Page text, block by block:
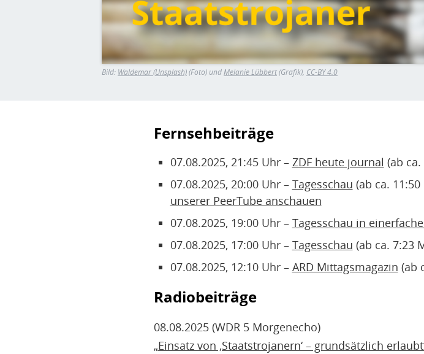
Bild: Waldemar(Unsplash)(Foto) undMelanie Lübbert(Grafik), CC-BY 4.0
Fernsehbeiträge
07.08.2025, 21:45 Uhr – ZDF heute journal (ab
07.08.2025, 20:00 Uhr – Tagesschau (ab ca.
unserer PeerTube anschauen
07.08.2025, 19:00 Uhr – Tagesschau in
07.08.2025, 17:00 Uhr – Tagesschau (ab ca. 7:23
07.08.2025, 12:10 Uhr – ARD Mittagsmagazin (ab
Radiobeiträge
08.08.2025 (WDR 5 Morgenecho)
„Einsatz von ‚Staatstrojanern‘ – grundsätzlich